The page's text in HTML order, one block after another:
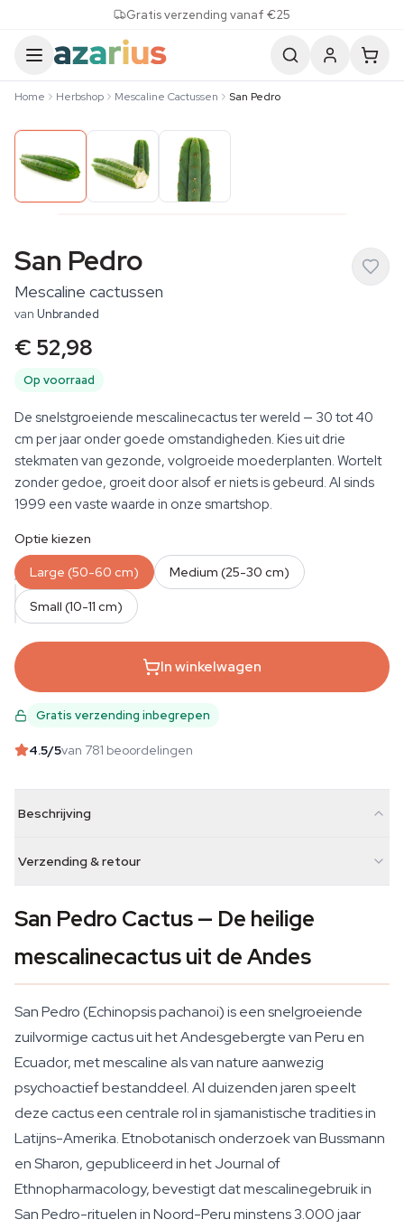
Gratis verzending vanaf €25
Home Herbshop Mescaline Cactussen San Pedro
San Pedro
Mescaline cactussen
van Unbranded
€ 52,98
Op voorraad
De snelstgroeiende mescalinecactus ter wereld — 30 tot 40
cm per jaar onder goede omstandigheden. Kies uit drie
stekmaten van gezonde, volgroeide moederplanten. Wortelt
zonder gedoe, groeit door alsof er niets is gebeurd. Al sinds
1999 een vaste waarde in onze smartshop.
AANTAL
Optie kiezen
Large (50-60 cm) Medium (25-30 cm)
Small (10-11 cm)
In winkelwagen
Gratis verzending inbegrepen
4.5/5van 781 beoordelingen
Beschrijving
Verzending & retour
San Pedro Cactus — De heilige
mescalinecactus uit de Andes
San Pedro (Echinopsis pachanoi) is een snelgroeiende
zuilvormige cactus uit het Andesgebergte van Peru en
Ecuador, met mescaline als van nature aanwezig
psychoactief bestanddeel. Al duizenden jaren speelt
deze cactus een centrale rol in sjamanistische tradities in
Latijns-Amerika. Etnobotanisch onderzoek van Bussmann
en Sharon, gepubliceerd in het Journal of
Ethnopharmacology, bevestigt dat mescalinegebruik in
San Pedro-rituelen in Noord-Peru minstens 3.000 jaar